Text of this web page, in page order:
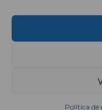
Política de